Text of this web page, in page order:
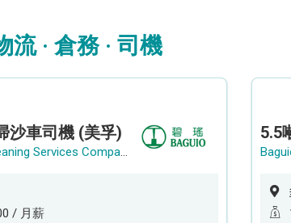
流 · 倉務 · 司機
沙車司機 (美孚)
Baguio Cleaning Services Company Limited
/ 月薪